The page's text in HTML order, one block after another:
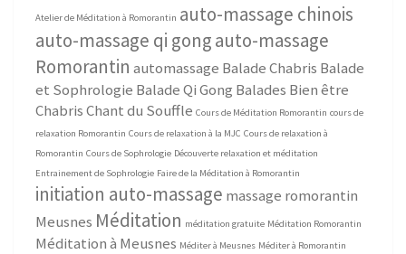
Atelier de Méditation à Romorantin auto-massage chinois
auto-massage qi gongauto-massage
Romorantin automassage Balade Chabris Balade
et Sophrologie Balade Qi Gong Balades Bien être
ChabrisChant du Souffle Cours de Méditation Romorantin cours de
relaxation Romorantin Cours de relaxation à la MJC Cours de relaxation à
Romorantin Cours de Sophrologie Découverte relaxation et méditation
Entrainement de Sophrologie Faire de la Méditation à Romorantin
initiation auto-massage massage romorantin
Meusnes Méditation méditation gratuite Méditation Romorantin
Méditation à Meusnes Méditer à Meusnes Méditer à Romorantin